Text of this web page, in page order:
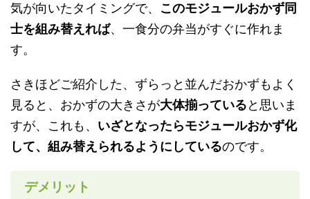
気が向いたタイミングで、 このモジュールおかず同
士を組み替えれば、一食分の弁当がすぐに作れま
す。
さきほどご紹介した、ずらっと並んだおかずもよく
見ると、おかずの大きさが大体揃っている と思いま
すが、これも、 いざとなったらモジュールおかず化
して、組み替えられるようにしているのです。
デメリット